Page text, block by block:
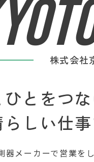
株式会社
とをつ
しい仕事
器メーカーで営業を